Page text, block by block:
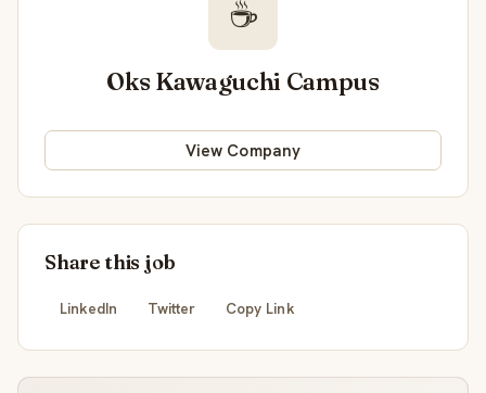
☕
Oks Kawaguchi Campus
View Company
Share this job
LinkedIn Twitter Copy Link